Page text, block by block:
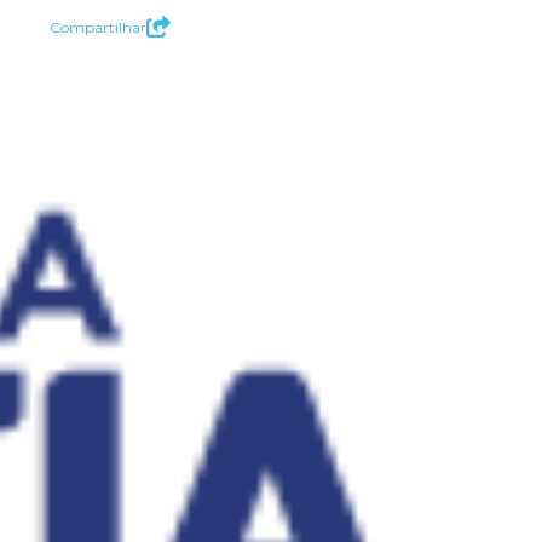
Compartilhar